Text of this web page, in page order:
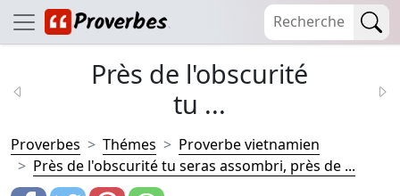
Près de l'obscurité
tu ...
Proverbes Thémes
Proverbe vietnamien
Près de l'obscurité tu seras assombri, près de ...